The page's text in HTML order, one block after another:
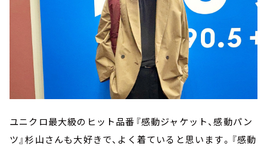
ユニクロ最大級のヒット品番『感動ジャケット、感動パン
ツ』杉山さんも大好きで、よく着ていると思います。『感動